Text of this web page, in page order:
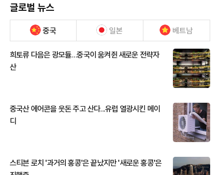
글로벌 뉴스
중국 일본 베트남
희토류 다음은 광모듈…중국이 움켜쥔 새로운 전략자
산
중국산 에어콘을 웃돈 주고 산다...유럽 열광시킨 메이
디
스티븐 로치 '과거의 홍콩'은 끝났지만 '새로운 홍콩'은